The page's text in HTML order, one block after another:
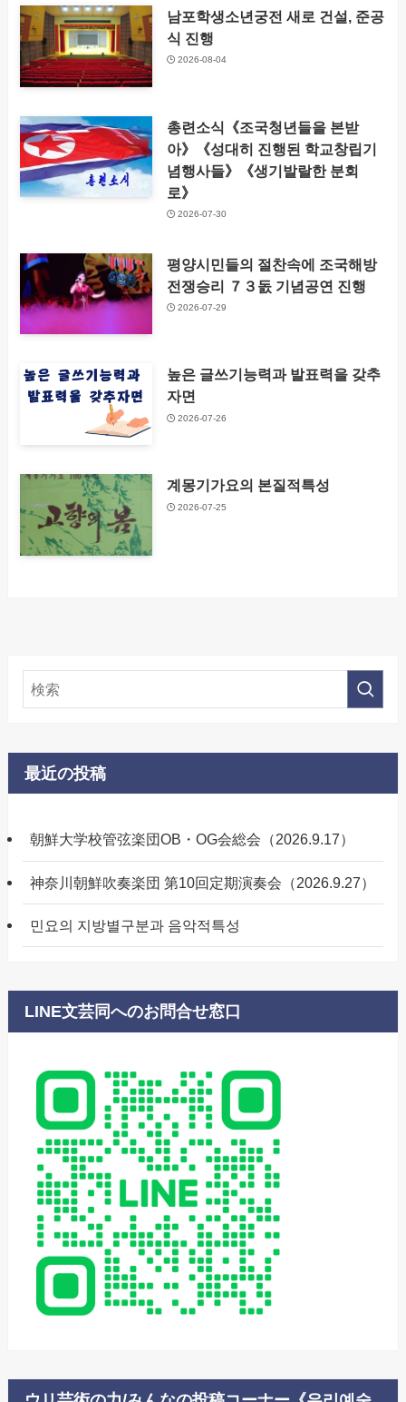
남포학생소년궁전 새로 건설, 준공
식 진행
2026-08-04
총련소식《조국청년들을 본받
아》《성대히 진행된 학교창립기
념행사들》《생기발랄한 분회
로》
2026-07-30
평양시민들의 절찬속에 조국해방
전쟁승리 ７３돐 기념공연 진행
2026-07-29
높은 글쓰기능력과 발표력을 갖추
자면
2026-07-26
계몽기가요의 본질적특성
2026-07-25
最近の投稿
朝鮮大学校管弦楽団OB・OG会総会（2026.9.17）
神奈川朝鮮吹奏楽団 第10回定期演奏会（2026.9.27）
민요의 지방별구분과 음악적특성
LINE文芸同へのお問合せ窓口